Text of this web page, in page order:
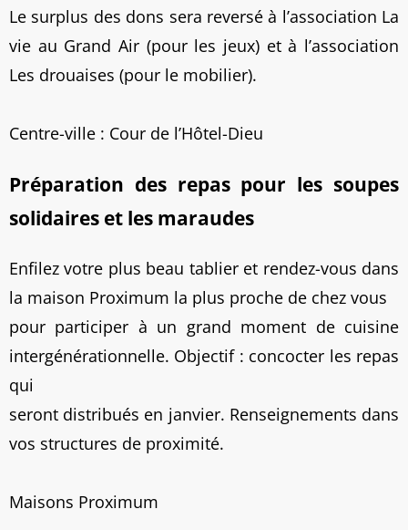
Le surplus des dons sera reversé à l’association La
vie au Grand Air (pour les jeux) et à l’association
Les drouaises (pour le mobilier).
Centre-ville : Cour de l’Hôtel-Dieu
Préparation des repas pour les soupes
solidaires et les maraudes
Enfilez votre plus beau tablier et rendez-vous dans
la maison Proximum la plus proche de chez vous
pour participer à un grand moment de cuisine
intergénérationnelle. Objectif : concocter les repas
qui
seront distribués en janvier. Renseignements dans
vos structures de proximité.
Maisons Proximum